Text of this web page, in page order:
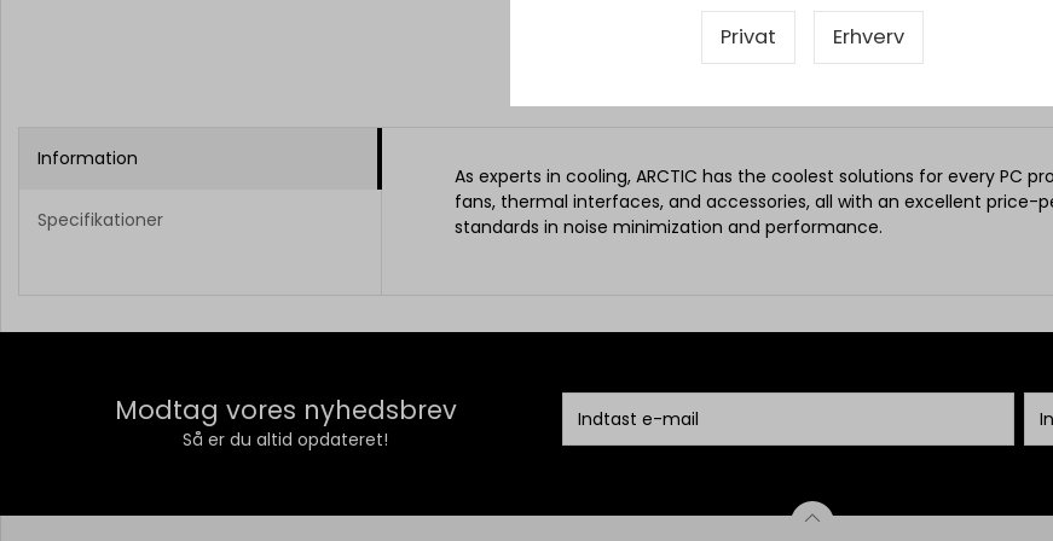
Privat Erhverv
Information
Specifikationer
As experts in cooling, ARCTIC has the coolest solutions for every PC
fans, thermal interfaces, and accessories, all with an excellent price-
standards in noise minimization and performance.
Modtag vores nyhedsbrev
Så er du altid opdateret!